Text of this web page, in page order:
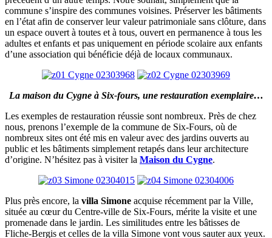
commune s’inspire des communes voisines. Préserver les bâtiments
en l’état afin de conserver leur valeur patrimoniale sans clôture, dans
un espace ouvert à toutes et à tous, ouvert en permanence à tous les
adultes et enfants et pas uniquement en période scolaire aux enfants
d’une association qui bénéficie déjà de locaux communaux.
La maison du Cygne à Six-fours, une restauration exemplaire…
Les exemples de restauration réussie sont nombreux. Près de chez
nous, prenons l’exemple de la commune de Six-Fours, où de
nombreux sites ont été mis en valeur avec des jardins ouverts au
public et les bâtiments simplement retapés dans leur architecture
d’origine. N’hésitez pas à visiter la Maison du Cygne.
Plus près encore, la villa Simone acquise récemment par la Ville,
située au cœur du Centre-ville de Six-Fours, mérite la visite et une
promenade dans le jardin. Les similitudes entre les bâtisses de
Fliche-Bergis et celles de la villa Simone vont vous sauter aux yeux.